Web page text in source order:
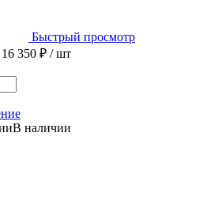
Быстрый просмотр
16 350 ₽ / шт
В наличии